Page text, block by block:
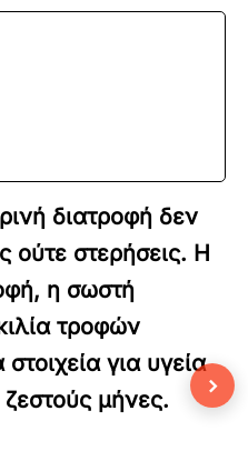
διατροφή δεν
ούτε στερήσεις. Η
η σωστή
τροφών
για υγεία
μήνες.
›